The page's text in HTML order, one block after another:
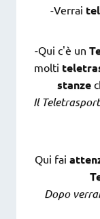
-Verrai
-Qui c'è un
molti
stanze
Il
Qui fai
Dopo